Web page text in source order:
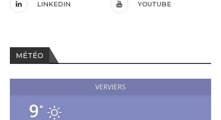
LINKEDIN YOUTUBE
MÉTÉO
VERVIERS
9°